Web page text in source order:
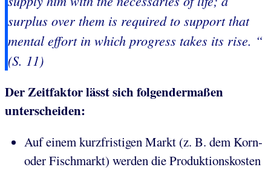
surplus over them is required to support that
mental effort in which progress takes its rise. “
(S. 11)
Der Zeitfaktor lässt sich folgendermaßen
unterscheiden:
Auf einem kurzfristigen Markt (z. B. dem Korn-
oder Fischmarkt) werden die Produktionskosten